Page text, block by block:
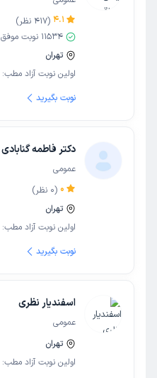
4.1
(
417 نظر)
11534 نوبت موفق
تهران
اولین نوبت آزاد مطب:
نوبت بگیرید
دکتر فاطمه گنابادی
عمومی
0
(
0 نظر)
تهران
اولین نوبت آزاد مطب:
نوبت بگیرید
اسفندیار نظری
عمومی
تهران
اولین نوبت آزاد مطب: